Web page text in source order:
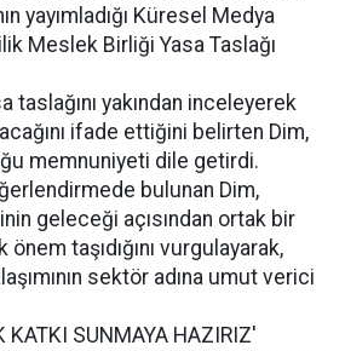
yayımladığı Küresel Medya
Meslek Birliği Yasa Taslağı
taslağını yakından inceleyerek
ifade ettiğini belirten Dim,
memnuniyeti dile getirdi.
bulunan Dim,
geleceği açısından ortak bir
taşıdığını vurgulayarak,
sektör adına umut verici
KATKI SUNMAYA HAZIRIZ'